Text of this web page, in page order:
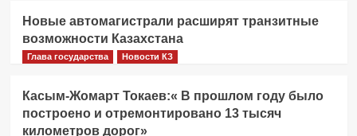
Новые автомагистрали расширят транзитные
возможности Казахстана
Глава государства Новости КЗ
Касым-Жомарт Токаев:« В прошлом году было
построено и отремонтировано 13 тысяч
километров дорог»